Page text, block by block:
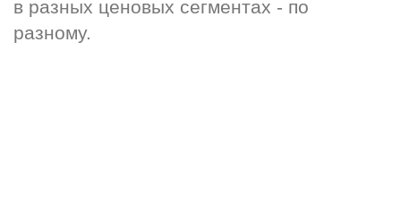
в разных ценовых сегментах - по
разному.